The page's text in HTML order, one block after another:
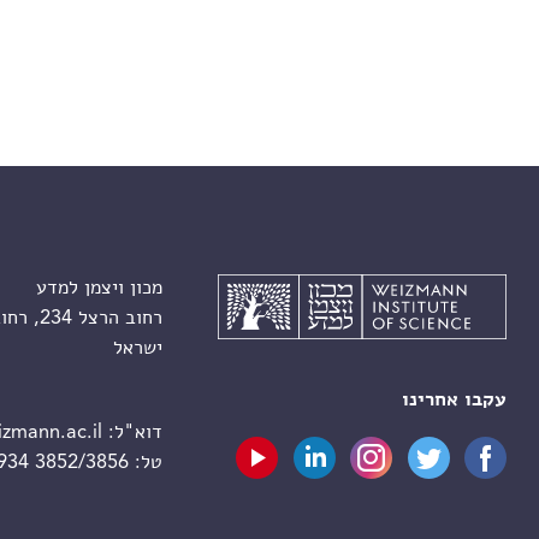
עקבו אחרינו
מכון ויצמן למדע
רחוב הרצל 234, רחובות 7610001
ישראל
דוא"ל:
טל:3852/3856